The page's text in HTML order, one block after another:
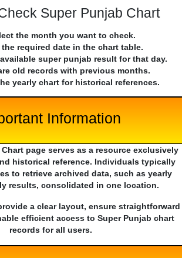
Super Punjab Chart
the month you want to check.
the required date in the chart table.
super punjab result for that day.
old records with previous months.
yearly chart for historical references.
Information
page serves as a resource exclusively
historical reference. Individuals typically
to retrieve archived data, such as yearly
results, consolidated in one location.
a clear layout, ensure straightforward
efficient access to Super Punjab chart
records for all users.